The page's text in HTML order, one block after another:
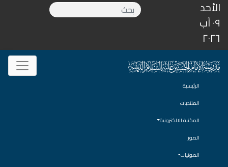
الأحد
٠٩ آب
٢٠٢٦
الرئيسية
المنتديات
المكتبة الالكترونية
الصور
الصوتيات